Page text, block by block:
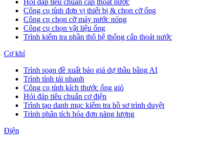
Công cụ tính đơn vị thiết bị & chọn cỡ ống
Công cụ chọn cỡ máy nước nóng
Công cụ chọn vật liệu ống
Trình kiểm tra phần thô hệ thống cấp thoát nước
Cơ khí
Trình soạn đề xuất báo giá dự thầu bằng AI
Trình tính tải nhanh
Công cụ tính kích thước ống gió
Hỏi đáp tiêu chuẩn cơ điện
Trình tạo danh mục kiểm tra hồ sơ trình duyệt
Trình phân tích hóa đơn năng lượng
Điện